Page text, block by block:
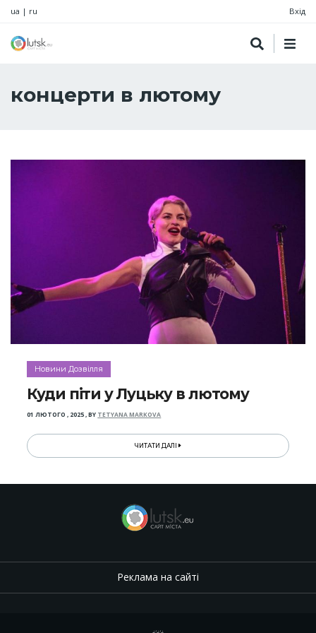
ua | ru Вхід
концерти в лютому
Новини Дозвілля
Куди піти у Луцьку в лютому
01 ЛЮТОГО , 2025,BY TETYANA MARKOVA
ЧИТАТИ ДАЛІ
Реклама на сайті
.,.,.